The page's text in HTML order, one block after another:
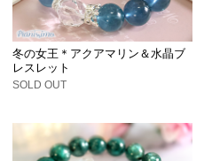
冬の女王＊アクアマリン＆水晶ブ
レスレット
SOLD OUT